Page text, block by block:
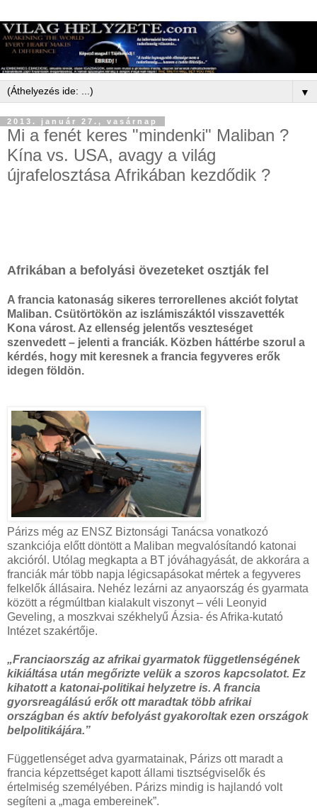
▼
2013. január 27., vasárnap
Mi a fenét keres "mindenki" Maliban ?
Kína vs. USA, avagy a világ
újrafelosztása Afrikában kezdődik ?
Afrikában a befolyási övezeteket osztják fel
A francia katonaság sikeres terrorellenes akciót folytat
Maliban. Csütörtökön az iszlámiszáktól visszavették
Kona várost. Az ellenség jelentős veszteséget
szenvedett – jelenti a franciák. Közben háttérbe szorul a
kérdés, hogy mit keresnek a francia fegyveres erők
idegen földön.
Párizs még az ENSZ Biztonsági Tanácsa vonatkozó
szankciója előtt döntött a Maliban megvalósítandó katonai
akcióról. Utólag megkapta a BT jóváhagyását, de akkorára a
franciák már több napja légicsapásokat mértek a fegyveres
felkelők állásaira. Nehéz lezárni az anyaország és gyarmata
között a régmúltban kialakult viszonyt – véli Leonyid
Geveling, a moszkvai székhelyű Ázsia- és Afrika-kutató
Intézet szakértője.
„Franciaország az afrikai gyarmatok függetlenségének
kikiáltása után megőrizte velük a szoros kapcsolatot. Ez
kihatott a katonai-politikai helyzetre is. A francia
gyorsreagálású erők ott maradtak több afrikai
országban és aktív befolyást gyakoroltak ezen országok
belpolitikájára.”
Függetlenséget adva gyarmatainak, Párizs ott maradt a
francia képzettséget kapott állami tisztségviselők és
értelmiség személyében. Párizs mindig is hajlandó volt
segíteni a „maga embereinek”.